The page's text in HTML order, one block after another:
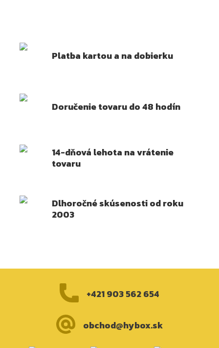
Platba kartou a na dobierku
Doručenie tovaru do 48 hodín
14-dňová lehota na vrátenie
tovaru
Dlhoročné skúsenosti od roku
2003
+421 903 562 654
obchod@hybox.sk